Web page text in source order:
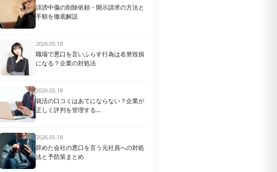
誹謗中傷の削除依頼・開示請求の方法と
手順を徹底解説
2026.05.18
職場で悪口を言いふらす行為は名誉毀損
になる？企業の対処法
2026.05.18
就活の口コミはあてにならない？企業が
正しく評判を管理する…
2026.05.18
辞めた会社の悪口を言う元社員への対処
法と予防策まとめ